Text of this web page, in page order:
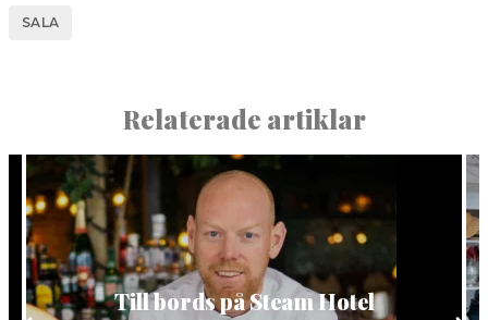
SALA
Relaterade artiklar
Till bords på Steam Hotel